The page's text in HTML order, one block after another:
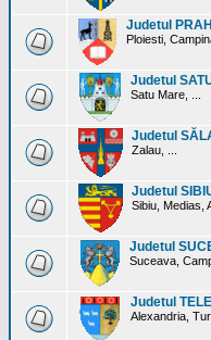
Judetul
Ploiesti,
Judetul
Satu Mare, ...
Judetul
Zalau, ...
Judetul
Sibiu, Medias,
Judetul
Suceava,
Judetul
Alexandria,